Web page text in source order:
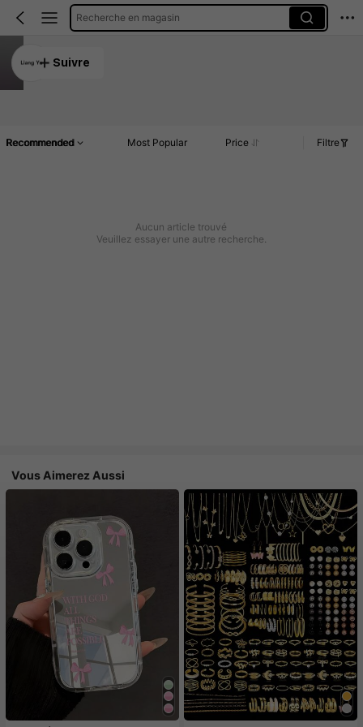
Recherche en magasin
Suivre
Recommended Most Popular Price Filtre
Aucun article trouvé
Veuillez essayer une autre recherche.
Vous Aimerez Aussi